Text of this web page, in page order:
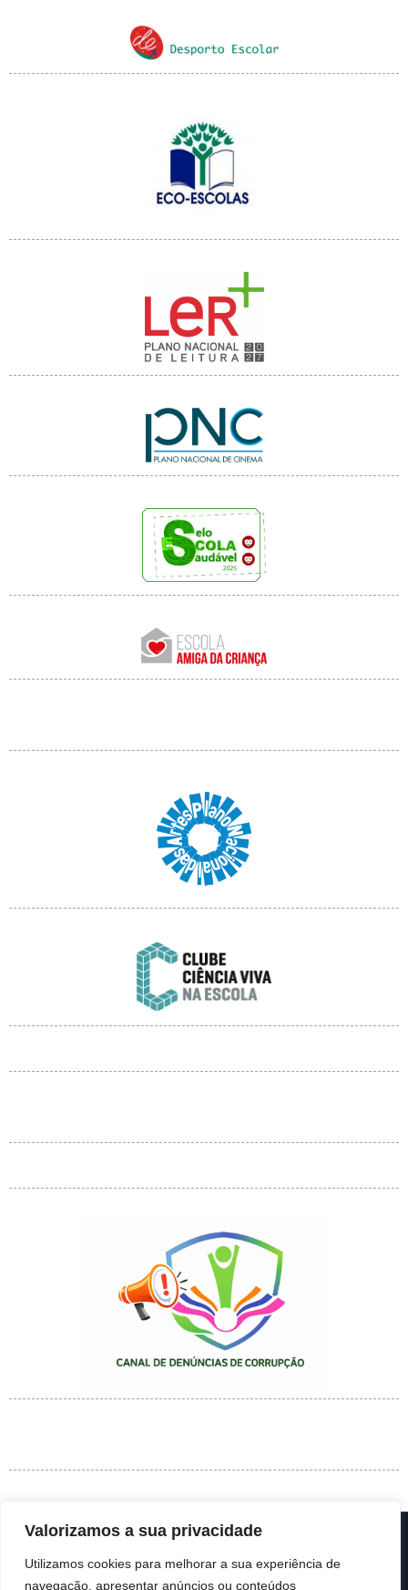
Valorizamos a sua privacidade
Utilizamos cookies para melhorar a sua experiência de
navegação, apresentar anúncios ou conteúdos
Política de Privacidade|Centro de Arbitragem